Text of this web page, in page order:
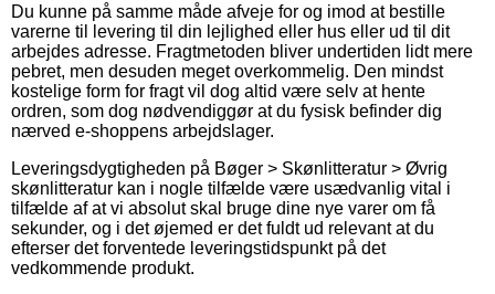
Du kunne på samme måde afveje for og imod at bestille
varerne til levering til din lejlighed eller hus eller ud til dit
arbejdes adresse. Fragtmetoden bliver undertiden lidt mere
pebret, men desuden meget overkommelig. Den mindst
kostelige form for fragt vil dog altid være selv at hente
ordren, som dog nødvendiggør at du fysisk befinder dig
nærved e-shoppens arbejdslager.
Leveringsdygtigheden på Bøger > Skønlitteratur > Øvrig
skønlitteratur kan i nogle tilfælde være usædvanlig vital i
tilfælde af at vi absolut skal bruge dine nye varer om få
sekunder, og i det øjemed er det fuldt ud relevant at du
efterser det forventede leveringstidspunkt på det
vedkommende produkt.